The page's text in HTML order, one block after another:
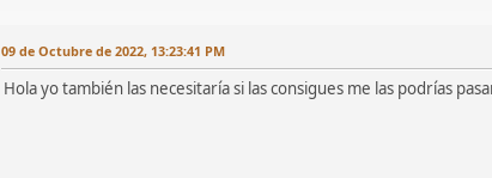
09 de Octubre de 2022, 13:23:41 PM
Hola yo también las necesitaría si las consigues me las podrías